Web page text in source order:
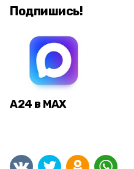
Подпишись!
А24 в MAX